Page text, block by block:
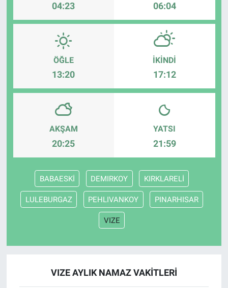
04:23 06:04
ÖĞLE
13:20
İKINDI
17:12
AKŞAM
20:25
YATSI
21:59
BABAESKİ DEMIRKOY KIRKLARELİ
LULEBURGAZ PEHLIVANKOY PINARHISAR
VIZE
VIZE AYLIK NAMAZ VAKITLERI